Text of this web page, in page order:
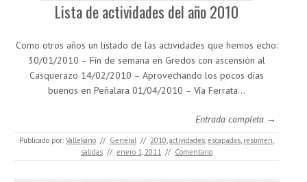
Lista de actividades del año 2010
Como otros años un listado de las actividades que hemos echo:
30/01/2010 – Fín de semana en Gredos con ascensión al
Casquerazo 14/02/2010 – Aprovechando los pocos días
buenos en Peñalara 01/04/2010 – Vía Ferrata…
Entrada completa →
Publicado por: Vallekano // General // 2010,actividades,escapadas, resumen,
salidas // enero 1, 2011 // Comentario